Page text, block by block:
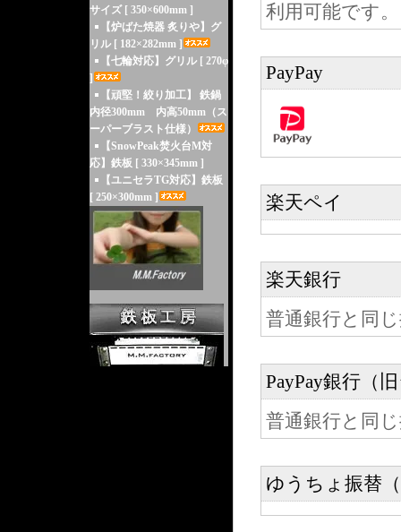
サイズ [ 350×600mm ]
【炉ばた焼器 炙りや】グ
リル [ 182×282mm ]
【七輪対応】グリル [ 270φ
]
【頑堅！絞り加工】 鉄鍋
内径300mm 内高50mm（ス
ーパーブラスト仕様）
【SnowPeak焚火台M対
応】鉄板 [ 330×345mm ]
【ユニセラTG対応】鉄板
[ 250×300mm ]
利用可能です。
PayPay
楽天ペイ
楽天銀行
普通銀行と同
PayPay銀行（
普通銀行と同
ゆうちょ振替